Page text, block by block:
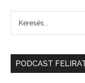
PODCAST